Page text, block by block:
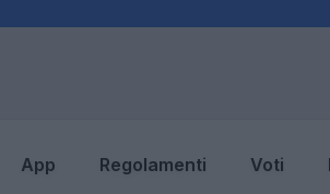
App Regolamenti Voti